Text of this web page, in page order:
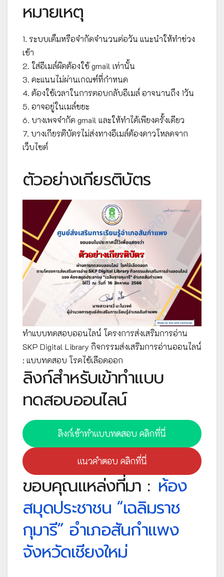
หมายเหตุ
1. ระบบเต็มหรือจำกัดจำนวนต่อวัน แนะนำให้ทำช่วง
เช้า
2. ใส่อีเมล์ผิดต้องใช้ gmail เท่านั้น
3. คะแนนไม่ผ่านเกณฑ์ที่กำหนด
4. ต้องใช้เวลาในการตอบกลับอีเมล์ อาจนานถึง 1วัน
5. อาจอยู่ในเมล์ขยะ
6. บางเพจจำกัด gmail และให้ทำได้เพียงครั้งเดียว
7. บางเกียรติบัตรไม่ส่งทางอีเมล์ต้องดาวโหลดจาก
เว็บไซต์
ตัวอย่างเกียรติบัตร
ทำแบบทดสอบออนไลน์ โครงการส่งเสริมการอ่าน
SKP Digital Library กิจกรรมส่งเสริมการอ่านออนไลน์
: แบบทดสอบ โรคไข้เลือดออก
ลิงก์สำหรับเข้าทำแบบ
ทดสอบออนไลน์
ลิงก์เข้าทำแบบทดสอบ คลิกที่นี่
แนวคำตอบ คลิกที่นี่
ขอบคุณแหล่งที่มา : ห้อง
สมุดประชาชน “เฉลิมราช
กุมารี” อำเภอสันกำแพง
จังหวัดเชียงใหม่